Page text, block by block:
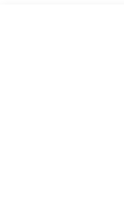
Görüş ve
Ürün resmi
Ürün
Ürün